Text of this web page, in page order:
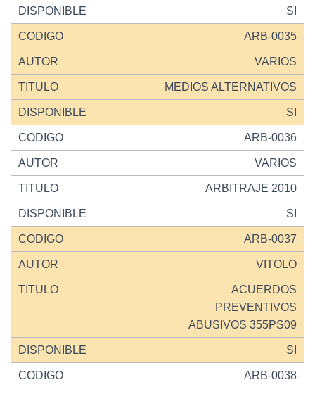
SI
ARB-0035
VARIOS
MEDIOS ALTERNATIVOS
SI
ARB-0036
VARIOS
ARBITRAJE 2010
SI
ARB-0037
VITOLO
ACUERDOS
PREVENTIVOS
ABUSIVOS 355PS09
SI
ARB-0038